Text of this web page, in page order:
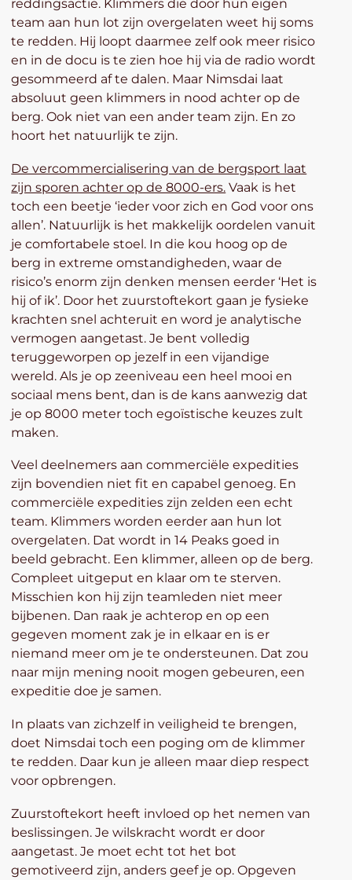
reddingsactie. Klimmers die door hun eigen
team aan hun lot zijn overgelaten weet hij soms
te redden. Hij loopt daarmee zelf ook meer risico
en in de docu is te zien hoe hij via de radio wordt
gesommeerd af te dalen. Maar Nimsdai laat
absoluut geen klimmers in nood achter op de
berg. Ook niet van een ander team zijn. En zo
hoort het natuurlijk te zijn.
De vercommercialisering van de bergsport laat
zijn sporen achter op de 8000-ers. Vaak is het
toch een beetje ‘ieder voor zich en God voor ons
allen’. Natuurlijk is het makkelijk oordelen vanuit
je comfortabele stoel. In die kou hoog op de
berg in extreme omstandigheden, waar de
risico’s enorm zijn denken mensen eerder ‘Het is
hij of ik’. Door het zuurstoftekort gaan je fysieke
krachten snel achteruit en word je analytische
vermogen aangetast. Je bent volledig
teruggeworpen op jezelf in een vijandige
wereld. Als je op zeeniveau een heel mooi en
sociaal mens bent, dan is de kans aanwezig dat
je op 8000 meter toch egoïstische keuzes zult
maken.
Veel deelnemers aan commerciële expedities
zijn bovendien niet fit en capabel genoeg. En
commerciële expedities zijn zelden een echt
team. Klimmers worden eerder aan hun lot
overgelaten. Dat wordt in 14 Peaks goed in
beeld gebracht. Een klimmer, alleen op de berg.
Compleet uitgeput en klaar om te sterven.
Misschien kon hij zijn teamleden niet meer
bijbenen. Dan raak je achterop en op een
gegeven moment zak je in elkaar en is er
niemand meer om je te ondersteunen. Dat zou
naar mijn mening nooit mogen gebeuren, een
expeditie doe je samen.
In plaats van zichzelf in veiligheid te brengen,
doet Nimsdai toch een poging om de klimmer
te redden. Daar kun je alleen maar diep respect
voor opbrengen.
Zuurstoftekort heeft invloed op het nemen van
beslissingen. Je wilskracht wordt er door
aangetast. Je moet echt tot het bot
gemotiveerd zijn, anders geef je op. Opgeven